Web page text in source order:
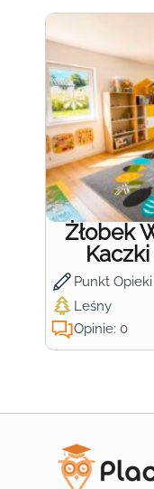
Żłobek
Punkt
Leśny
Opinie: 0